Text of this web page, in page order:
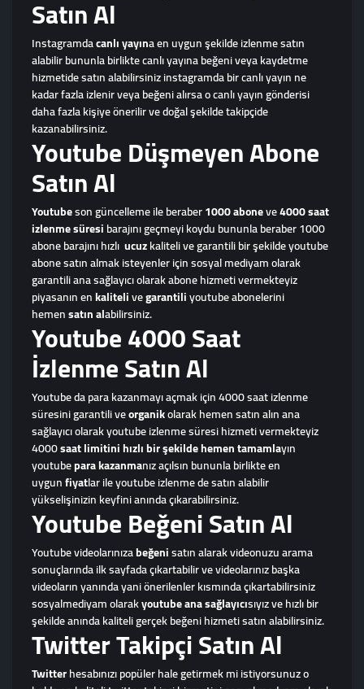
Satın Al
Instagramdacanlı yayına en uygun şekilde izlenme satın
alabilir bununla birlikte canlı yayına beğeni veya kaydetme
hizmetide satın alabilirsiniz instagramda bir canlı yayın ne
kadar fazla izlenir veya beğeni alırsa o canlı yayın gönderisi
daha fazla kişiye önerilir ve doğal şekilde takipçide
kazanabilirsiniz.
Youtube Düşmeyen Abone
Satın Al
Youtubeson güncelleme ile beraber1000 aboneve4000 saat
izlenme süresibarajını geçmeyi koydu bununla beraber 1000
abone barajını hızlı ucuzkaliteli ve garantili bir şekilde youtube
abone satın almak isteyenler için sosyal mediyam olarak
garantili ana sağlayıcı olarak abone hizmeti vermekteyiz
piyasanın enkalitelivegarantiliyoutube abonelerini
hemensatın alabilirsiniz.
Youtube 4000 Saat
İzlenme Satın Al
Youtube da para kazanmayı açmak için 4000 saat izlenme
süresini garantili veorganikolarak hemen satın alın ana
sağlayıcı olarak youtube izlenme süresi hizmeti vermekteyiz
4000saat limitini hızlı bir şekilde hemen tamamlayın
youtubepara kazanmanız açılsın bununla birlikte en
uygunfiyatlar ile youtube izlenme de satın alabilir
yükselişinizin keyfini anında çıkarabilirsiniz.
Youtube Beğeni Satın Al
Youtube videolarınızabeğenisatın alarak videonuzu arama
sonuçlarında ilk sayfada çıkartabilir ve videolarınız başka
videoların yanında yani önerilenler kısmında çıkartabilirsiniz
sosyalmediyam olarakyoutube ana sağlayıcısıyız ve hızlı bir
şekilde anında kaliteli gerçek beğeni hizmeti satın alabilirsiniz.
Twitter Takipçi Satın Al
Twitterhesabınızı popüler hale getirmek mi istiyorsunuz o